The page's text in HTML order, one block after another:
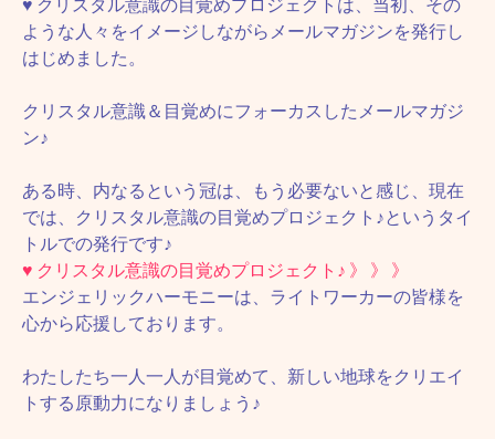
♥ クリスタル意識の目覚めプロジェクトは、当初、その
ような人々をイメージしながらメールマガジンを発行し
はじめました。
クリスタル意識＆目覚めにフォーカスしたメールマガジ
ン♪
ある時、内なるという冠は、もう必要ないと感じ、現在
では、クリスタル意識の目覚めプロジェクト♪というタイ
トルでの発行です♪
♥ クリスタル意識の目覚めプロジェクト♪ 》 》 》
エンジェリックハーモニーは、ライトワーカーの皆様を
心から応援しております。
わたしたち一人一人が目覚めて、新しい地球をクリエイ
トする原動力になりましょう♪